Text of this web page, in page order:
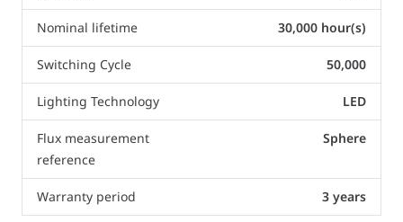
Nominal lifetime 30,000 hour(s)
Switching Cycle 50,000
Lighting Technology LED
Flux measurement
reference
Sphere
Warranty period 3 years